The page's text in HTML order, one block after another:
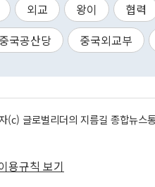
외교 왕이 협력
중국공산당 중국외교부
(c) 글로벌리더의 지름길 종합뉴
용규칙 보기